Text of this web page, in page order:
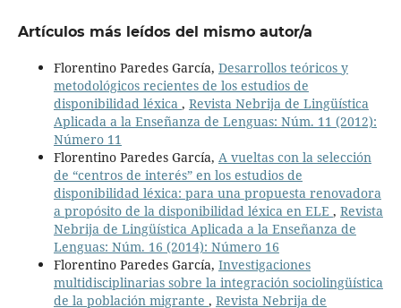
Artículos más leídos del mismo autor/a
Florentino Paredes García, Desarrollos teóricos y
metodológicos recientes de los estudios de
disponibilidad léxica , Revista Nebrija de Lingüística
Aplicada a la Enseñanza de Lenguas: Núm. 11 (2012):
Número 11
Florentino Paredes García, A vueltas con la selección
de “centros de interés” en los estudios de
disponibilidad léxica: para una propuesta renovadora
a propósito de la disponibilidad léxica en ELE , Revista
Nebrija de Lingüística Aplicada a la Enseñanza de
Lenguas: Núm. 16 (2014): Número 16
Florentino Paredes García, Investigaciones
multidisciplinarias sobre la integración sociolingüística
de la población migrante , Revista Nebrija de